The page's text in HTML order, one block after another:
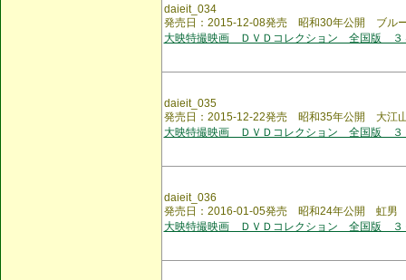
daieit_034
発売日：2015-12-08発売 昭和30年公開 ブル
大映特撮映画 ＤＶＤコレクション 全国版 ３
daieit_035
発売日：2015-12-22発売 昭和35年公開 大江
大映特撮映画 ＤＶＤコレクション 全国版 ３
daieit_036
発売日：2016-01-05発売 昭和24年公開 虹男
大映特撮映画 ＤＶＤコレクション 全国版 ３